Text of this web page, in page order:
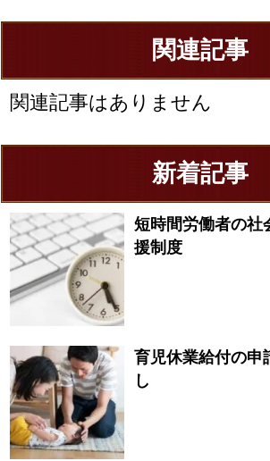
関連記事
関連記事はありません
新着記事
短時間労働者の社
援制度
育児休業給付の申
し